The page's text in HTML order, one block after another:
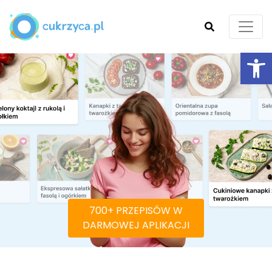
SZUKAJ
700+ PRZEPISÓW W
DARMOWEJ APLIKACJI